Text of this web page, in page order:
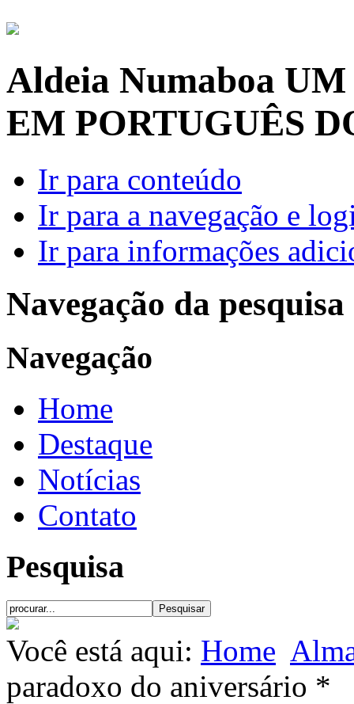
Aldeia Numaboa UM
EM PORTUGUÊS
Ir para conteúdo
Ir para a navegação e
Ir para informações
Navegação da pesquisa
Navegação
Home
Destaque
Notícias
Contato
Pesquisa
Você está aqui: Home
paradoxo do aniversário *